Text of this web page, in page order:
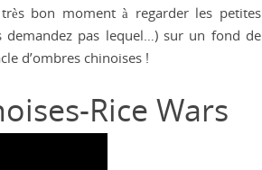
bon moment à regarder les petites
demandez pas lequel…) sur un fond de
d’ombres chinoises !
Rice Wars